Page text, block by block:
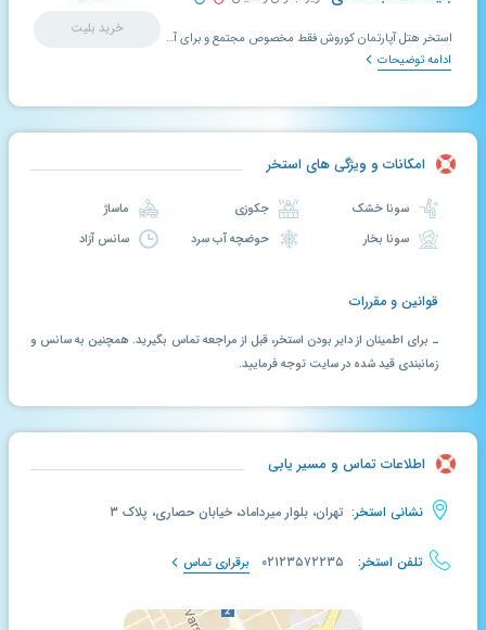
خرید بلیت
استخر هتل آپارتمان کوروش فقط مخصوص مجتمع و برای آبدرمانی بیماران آقای دکتر میباشد و پذیرش آزاد ندارد.
ادامه توضیحات
امکانات و ویژگی های استخر
سونا خشک
سونا بخار
جکوزی
حوضچه آب سرد
سانس آزاد
قوانین و مقررات
ـ برای اطمینان از دایر بودن استخر، قبل از مراجعه تماس بگیرید. همچنین به سانس و
زمانبندی قید شده در سایت توجه فرمایید.
اطلاعات تماس و مسیر یابی
نشانی استخر: تهران، بلوار میرداماد، خیابان حصاری، پلاک ۳
تلفن استخر: ۰۲۱۲۳۵۷۲۲۳۵ برقراری تماس